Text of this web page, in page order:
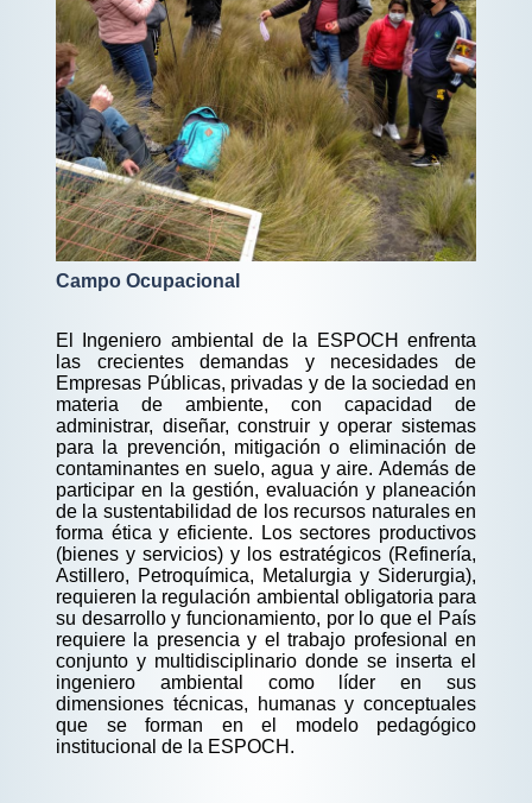
Campo Ocupacional
El Ingeniero ambiental de la ESPOCH enfrenta
las crecientes demandas y necesidades de
Empresas Públicas, privadas y de la sociedad en
materia de ambiente, con capacidad de
administrar, diseñar, construir y operar sistemas
para la prevención, mitigación o eliminación de
contaminantes en suelo, agua y aire. Además de
participar en la gestión, evaluación y planeación
de la sustentabilidad de los recursos naturales en
forma ética y eficiente. Los sectores productivos
(bienes y servicios) y los estratégicos (Refinería,
Astillero, Petroquímica, Metalurgia y Siderurgia),
requieren la regulación ambiental obligatoria para
su desarrollo y funcionamiento, por lo que el País
requiere la presencia y el trabajo profesional en
conjunto y multidisciplinario donde se inserta el
ingeniero ambiental como líder en sus
dimensiones técnicas, humanas y conceptuales
que se forman en el modelo pedagógico
institucional de la ESPOCH.